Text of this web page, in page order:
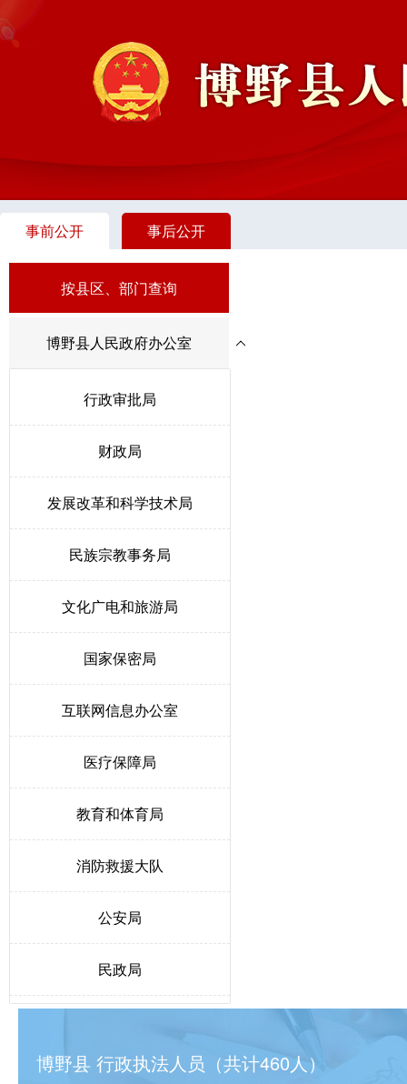
事前公开 事后公开
按县区、部门查询
博野县人民政府办公室
行政审批局
财政局
发展改革和科学技术局
民族宗教事务局
文化广电和旅游局
国家保密局
互联网信息办公室
医疗保障局
教育和体育局
消防救援大队
公安局
民政局
生态环境局博野分局
博野县 行政执法人员（共计460人）